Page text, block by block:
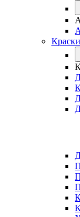
Краски